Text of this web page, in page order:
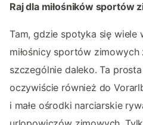
Raj dla miłośników sportów
Tam, gdzie spotyka się wiele
miłośnicy sportów zimowych
szczególnie daleko. Ta
oczywiście również do
i małe ośrodki narciarskie